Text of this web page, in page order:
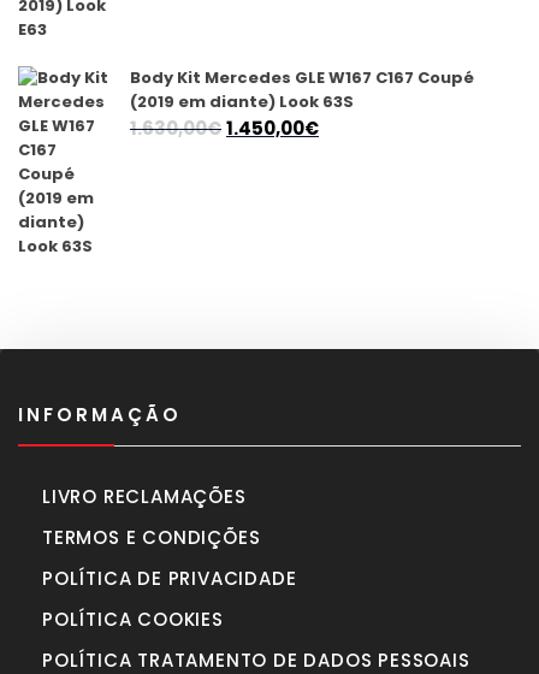
1.175,00€. 1.040,00€.
Body Kit Mercedes GLE W167 C167 Coupé
(2019 em diante) Look 63S
1.630,00€O
1.450,00€O
INFORMAÇÃO
LIVRO RECLAMAÇÕES
TERMOS E CONDIÇÕES
POLÍTICA DE PRIVACIDADE
POLÍTICA COOKIES
POLÍTICA TRATAMENTO DE DADOS PESSOAIS